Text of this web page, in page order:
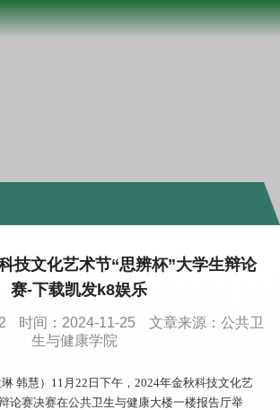
技文化艺术节“思辨杯”大学生辩论
赛-下载凯发k8娱乐
时间：2024-11-25
文章来源：公共卫
生与健康学院
韩慧）11月22日下午，2024年金秋科技文化艺
论赛决赛在公共卫生与健康大楼一楼报告厅举